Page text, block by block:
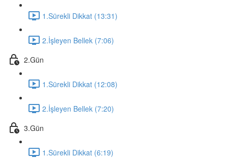
1.Sürekli Dikkat (13:31)
2.İşleyen Bellek (7:06)
2.Gün
1.Sürekli Dikkat (12:08)
2.İşleyen Bellek (7:20)
3.Gün
1.Sürekli Dikkat (6:19)